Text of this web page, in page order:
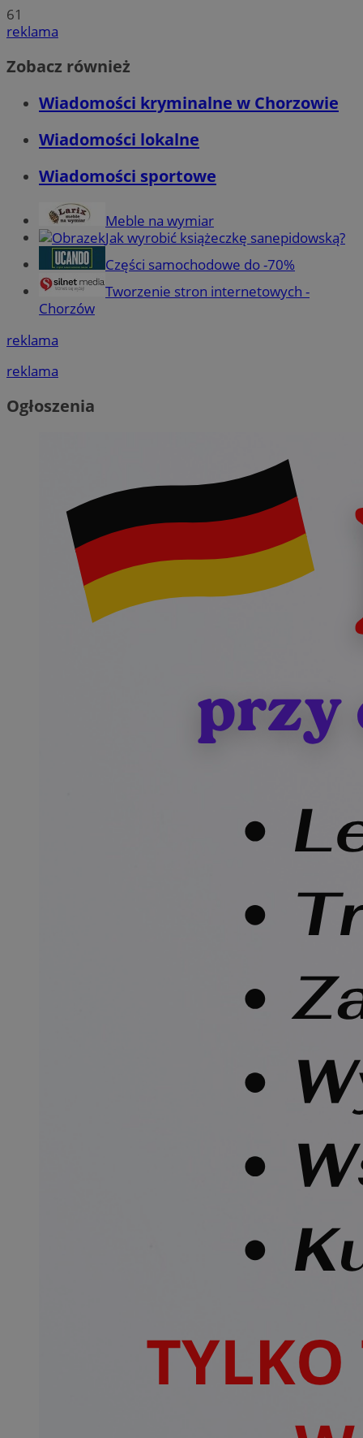
61
reklama
Zobacz również
Wiadomości kryminalne w Chorzowie
Wiadomości lokalne
Wiadomości sportowe
Meble na wymiar
Jak wyrobić książeczkę sanepidowską?
Części samochodowe do -70%
Tworzenie stron internetowych -
Chorzów
reklama
reklama
Ogłoszenia